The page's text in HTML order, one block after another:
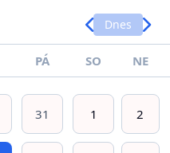
Dnes
PÁ SO NE
31 1 2